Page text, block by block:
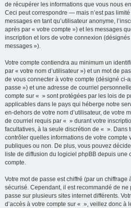
de récupérer les informations que vous nous
Ceci peut correspondre — mais n’est pas
messages en tant qu’utilisateur anonyme,
après par « votre compte ») et les messages
inscription et lors de votre connexion
messages »).
Votre compte contiendra au minimum un
par « votre nom d’utilisateur ») et un mot de
de vous connecter à votre compte (désigné ci-
passe ») et une adresse de courriel
compte sur « » sont protégées par les lois de
applicables dans le pays qui héberge notre
en-dehors de votre nom d’utilisateur, de votre
de courriel requis par « » durant votre
facultatives, à la seule discrétion de « ». Dans
contrôler quelles informations de votre compte
publiques ou non. De plus, vous pouvez
liste de diffusion du logiciel phpBB depuis une
compte.
Votre mot de passe est chiffré (par un chiffrage
sécurisé. Cependant, il est recommandé de ne
passe sur plusieurs sites internet différents.
d’accès à votre compte sur « », veillez donc à